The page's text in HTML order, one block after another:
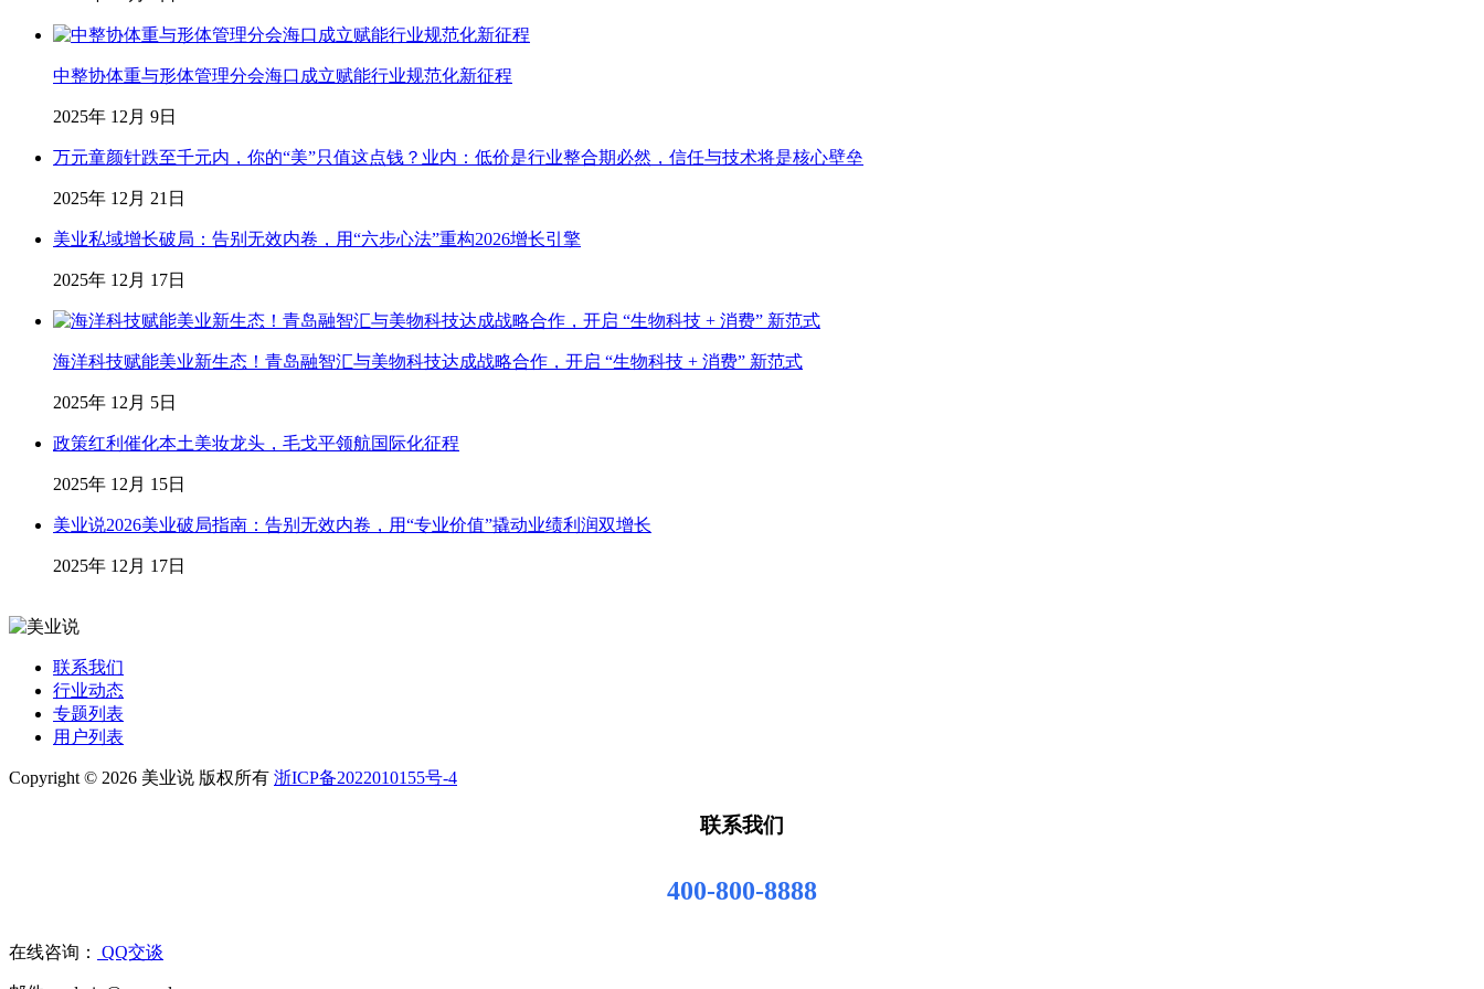
中整协体重与形体管理分会海口成立赋能行业规范化新征程
2025年 12月 9日
万元童颜针跌至千元内，你的“美”只值这点钱？业内：低价是行业整合期必然，信任与技术将是核心壁垒
2025年 12月 21日
美业私域增长破局：告别无效内卷，用“六步心法”重构2026增长引擎
2025年 12月 17日
海洋科技赋能美业新生态！青岛融智汇与美物科技达成战略合作，开启 “生物科技 + 消费” 新范式
2025年 12月 5日
政策红利催化本土美妆龙头，毛戈平领航国际化征程
2025年 12月 15日
美业说2026美业破局指南：告别无效内卷，用“专业价值”撬动业绩利润双增长
2025年 12月 17日
联系我们
行业动态
专题列表
用户列表
Copyright © 2026 美业说 版权所有 浙ICP备2022010155号-4
联系我们
400-800-8888
在线咨询： QQ交谈